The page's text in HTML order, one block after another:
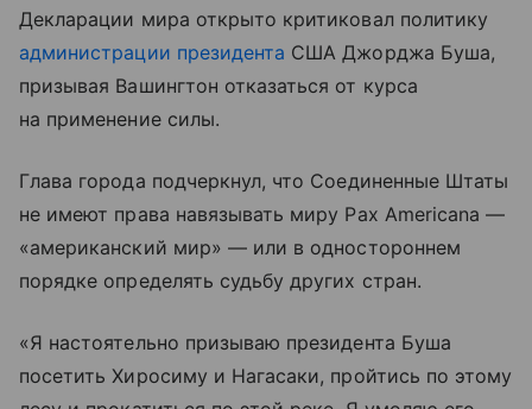
Декларации мира открыто критиковал политику
администрации президента США Джорджа Буша,
призывая Вашингтон отказаться от курса
на применение силы.
Глава города подчеркнул, что Соединенные Штаты
не имеют права навязывать миру Pax Americana —
«американский мир» — или в одностороннем
порядке определять судьбу других стран.
«Я настоятельно призываю президента Буша
посетить Хиросиму и Нагасаки, пройтись по этому